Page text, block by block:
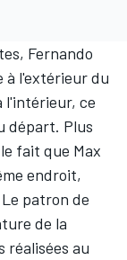
Fernando
à l'extérieur du
l'intérieur, ce
départ. Plus
fait que Max
endroit,
patron de
de la
réalisées au